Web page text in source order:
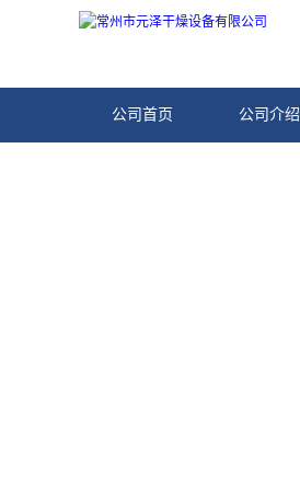
公司首页 公司介绍